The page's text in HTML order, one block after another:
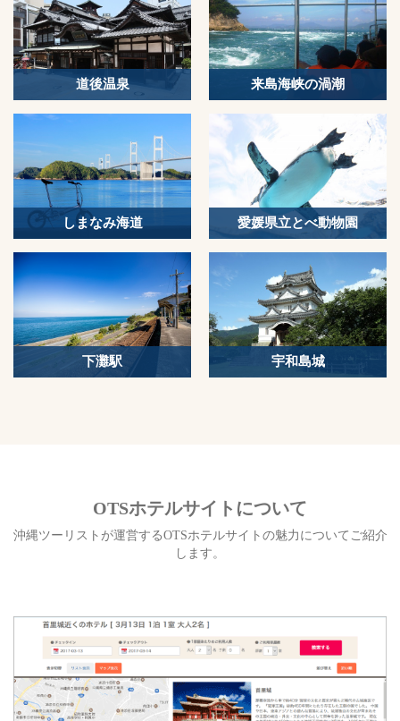
道後温泉 来島海峡の渦潮
しまなみ海道 愛媛県立とべ動物園
下灘駅 宇和島城
OTSホテルサイトについて
沖縄ツーリストが運営するOTSホテルサイトの魅力についてご紹介
します。